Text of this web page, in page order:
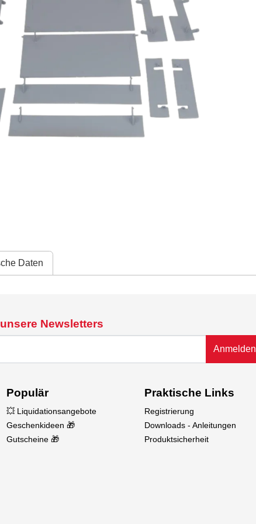
Daten
Newsletters
Anmelden
Populär
💥 Liquidationsangebote
Geschenkideen 🎁
Gutscheine 🎁
Praktische Links
Registrierung
Downloads - Anleitungen
Produktsicherheit